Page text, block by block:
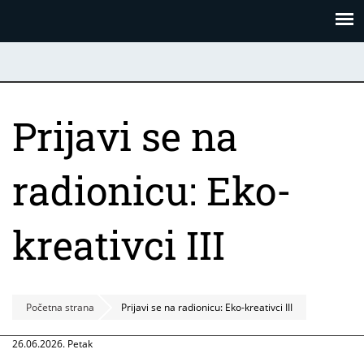
Prijavi se na
radionicu: Eko-
kreativci III
Početna strana Prijavi se na radionicu: Eko-kreativci III
26.06.2026. Petak